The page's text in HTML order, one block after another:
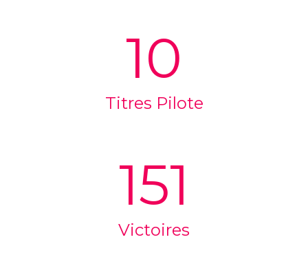
10
Titres Pilote
151
Victoires